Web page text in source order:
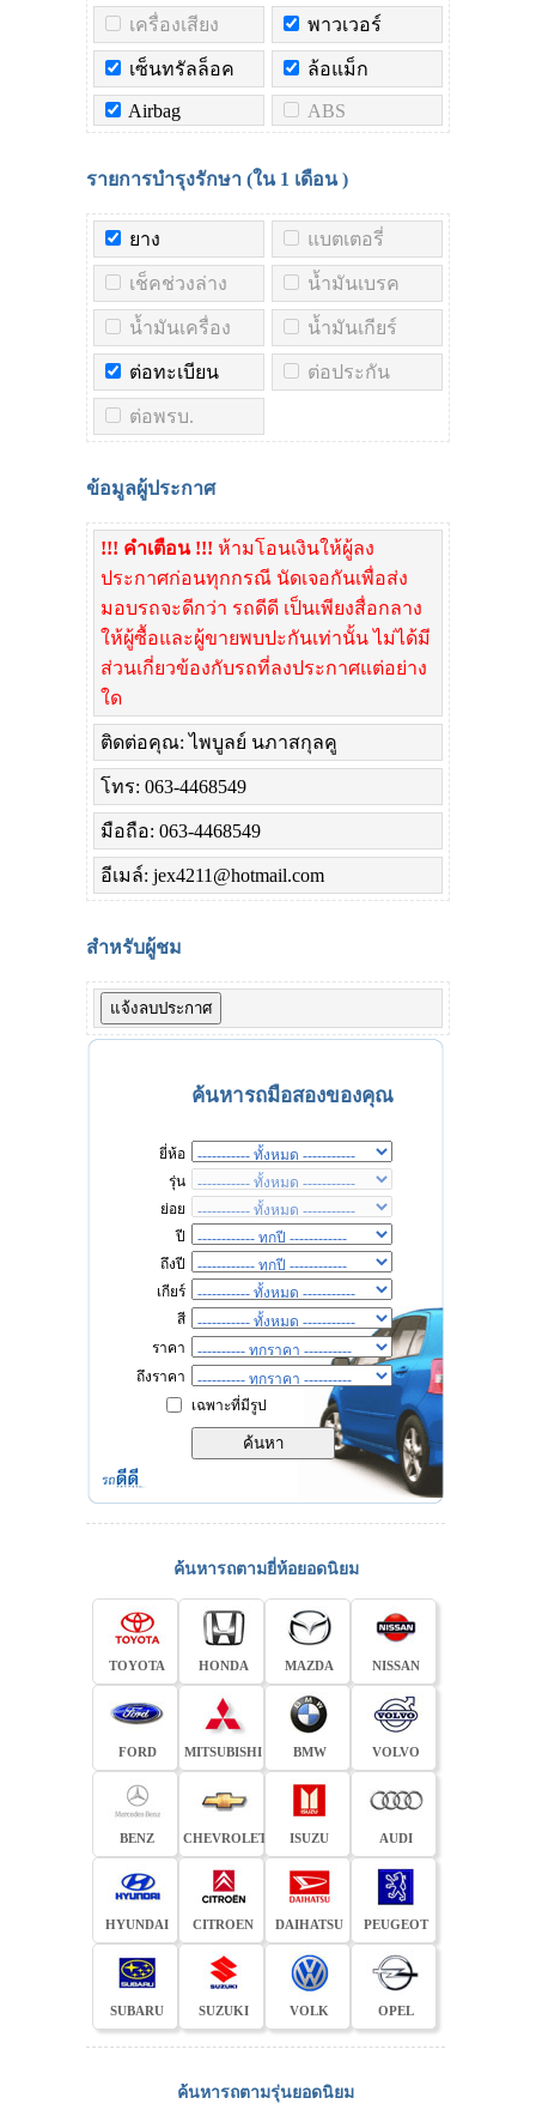
เครื่องเสียง พาวเวอร์
เซ็นทรัลล็อค ล้อแม็ก
Airbag ABS
รายการบำรุงรักษา (ใน 1 เดือน)
ยาง แบตเตอรี่
เช็คช่วงล่าง น้ำมันเบรค
น้ำมันเครื่อง น้ำมันเกียร์
ต่อทะเบียน ต่อประกัน
ต่อพรบ.
ข้อมูลผู้ประกาศ
!!! คำเตือน !!! ห้ามโอนเงินให้ผู้ลง
ประกาศก่อนทุกกรณี นัดเจอกันเพื่อส่ง
มอบรถจะดีกว่า รถดีดี เป็นเพียงสื่อกลาง
ให้ผู้ซื้อและผู้ขายพบปะกันเท่านั้น ไม่ได้มี
ส่วนเกี่ยวข้องกับรถที่ลงประกาศแต่อย่าง
ใด
ติดต่อคุณ: ไพบูลย์ นภาสกุลคู
โทร: 063-4468549
มือถือ: 063-4468549
อีเมล์: jex4211@hotmail.com
สำหรับผู้ชม
ค้นหารถมือสองของคุณ
ยี่ห้อ
รุ่น
ย่อย
ปี
ถึงปี
เกียร์
สี
ราคา
ถึงราคา
เฉพาะที่มีรูป
ค้นหารถตามยี่ห้อยอดนิยม
TOYOTA HONDA MAZDA NISSAN
FORD MITSUBISHI BMW VOLVO
BENZ CHEVROLET ISUZU AUDI
HYUNDAI CITROEN DAIHATSU PEUGEOT
SUBARU SUZUKI VOLK OPEL
ค้นหารถตามรุ่นยอดนิยม